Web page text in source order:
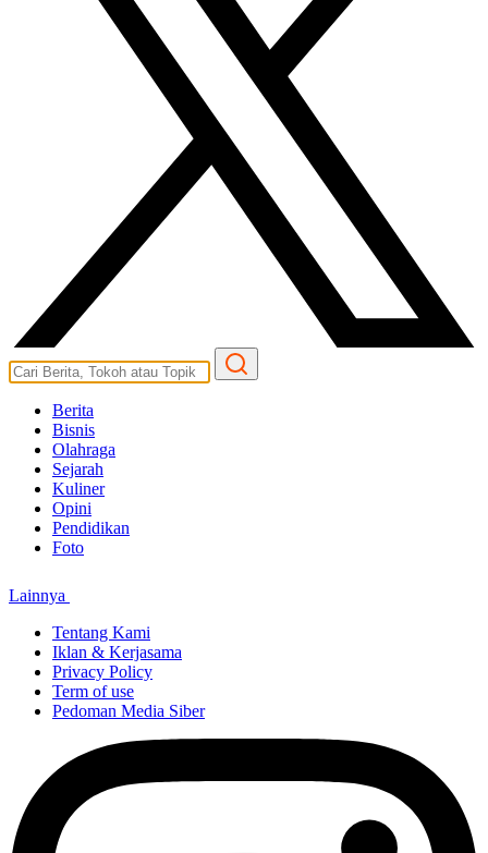
Berita
Bisnis
Olahraga
Sejarah
Kuliner
Opini
Pendidikan
Foto
Lainnya
Tentang Kami
Iklan & Kerjasama
Privacy Policy
Term of use
Pedoman Media Siber